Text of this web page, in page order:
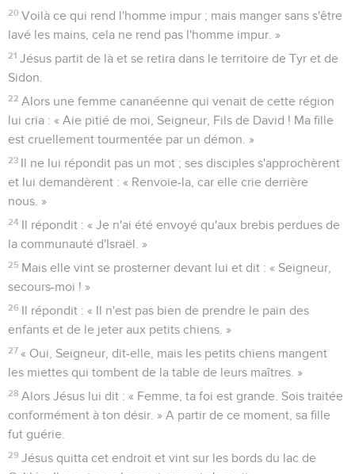
20 Voilà ce qui rend l'homme impur ; mais manger sans s'être
lavé les mains, cela ne rend pas l'homme impur. »
21 Jésus partit de là et se retira dans le territoire de Tyr et de
Sidon.
22 Alors une femme cananéenne qui venait de cette région
lui cria : « Aie pitié de moi, Seigneur, Fils de David ! Ma fille
est cruellement tourmentée par un démon. »
23 Il ne lui répondit pas un mot ; ses disciples s'approchèrent
et lui demandèrent : « Renvoie-la, car elle crie derrière
nous. »
24 Il répondit : « Je n'ai été envoyé qu'aux brebis perdues de
la communauté d'Israël. »
25 Mais elle vint se prosterner devant lui et dit : « Seigneur,
secours-moi ! »
26 Il répondit : « Il n'est pas bien de prendre le pain des
enfants et de le jeter aux petits chiens. »
27 « Oui, Seigneur, dit-elle, mais les petits chiens mangent
les miettes qui tombent de la table de leurs maîtres. »
28 Alors Jésus lui dit : « Femme, ta foi est grande. Sois traitée
conformément à ton désir. » A partir de ce moment, sa fille
fut guérie.
29 Jésus quitta cet endroit et vint sur les bords du lac de